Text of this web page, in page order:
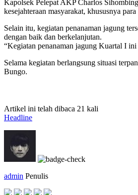
Kapolsek Pelepat AKP Charlos
kesejahteraan masyarakat, khususnya
Selain itu, kegiatan penanaman jagung
dengan baik dan berkelanjutan.
“Kegiatan penanaman jagung Kuartal I
Selama kegiatan berlangsung situasi
Bungo.
Artikel ini telah dibaca 21 kali
Headline
admin Penulis